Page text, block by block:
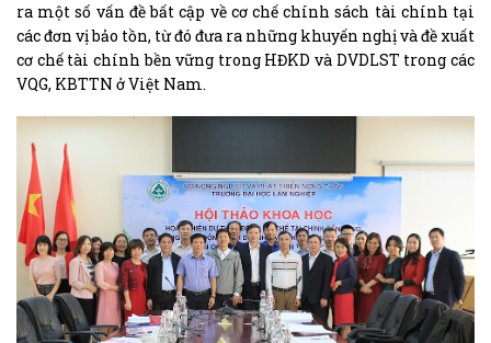
ra một số vấn đề bất cập về cơ chế chính sách tài chính tại
các đơn vị bảo tồn, từ đó đưa ra những khuyến nghị và đề xuất
cơ chế tài chính bền vững trong HĐKD và DVDLST trong các
VQG, KBTTN ở Việt Nam.